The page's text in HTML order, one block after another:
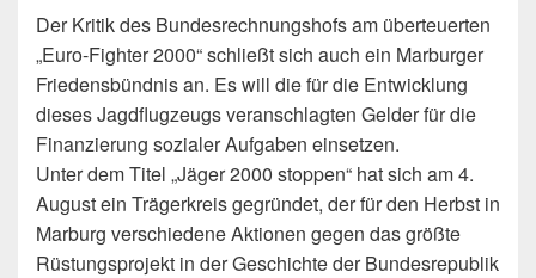
Der Kritik des Bundesrechnungshofs am überteuerten
„Euro-Fighter 2000“ schließt sich auch ein Marburger
Friedensbündnis an. Es will die für die Entwicklung
dieses Jagdflugzeugs veranschlagten Gelder für die
Finanzierung sozialer Aufgaben einsetzen.
Unter dem Titel „Jäger 2000 stoppen“ hat sich am 4.
August ein Trägerkreis gegründet, der für den Herbst in
Marburg verschiedene Aktionen gegen das größte
Rüstungsprojekt in der Geschichte der Bundesrepublik